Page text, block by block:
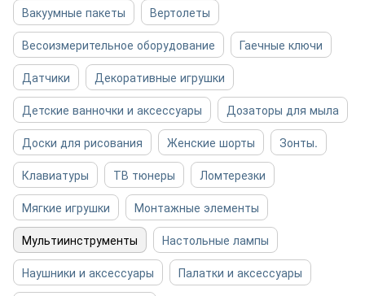
Вакуумные пакеты
Вертолеты
Весоизмерительное оборудование
Гаечные ключи
Датчики
Декоративные игрушки
Детские ванночки и аксессуары
Дозаторы для мыла
Доски для рисования
Женские шорты
Зонты.
Клавиатуры
ТВ тюнеры
Ломтерезки
Мягкие игрушки
Монтажные элементы
Мультиинструменты
Настольные лампы
Наушники и аксессуары
Палатки и аксессуары